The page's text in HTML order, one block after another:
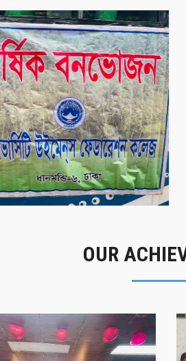
বার্ষিক বনভোজন ২০২৫
OUR